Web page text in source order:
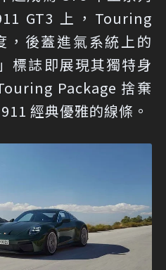
GT3 上，Touring
，後蓋進氣系統上的
標誌即展現其獨特身
Package 捨棄
經典優雅的線條。